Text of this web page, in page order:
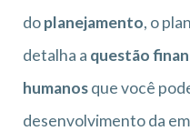
doplanejamento, o
detalha a questão
humanosque você
desenvolvimento da